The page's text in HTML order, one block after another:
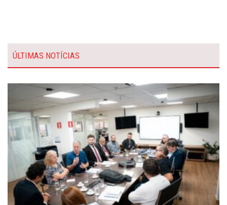
ÚLTIMAS NOTÍCIAS